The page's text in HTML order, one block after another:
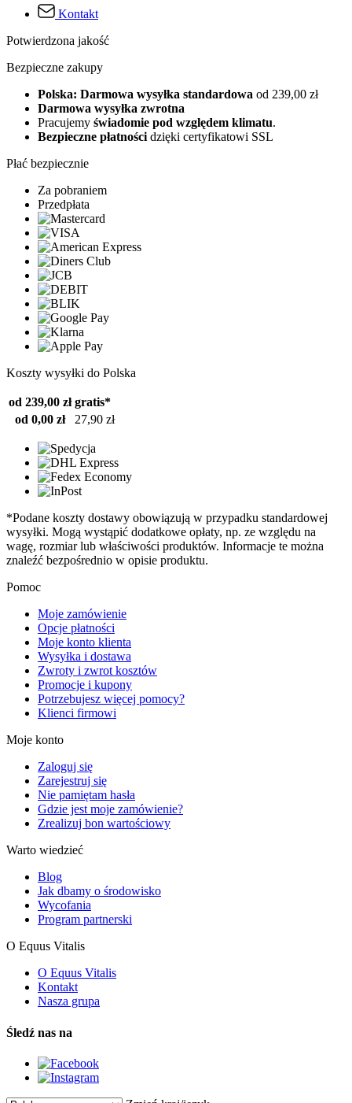
Kontakt
Potwierdzona jakość
Bezpieczne zakupy
Polska: Darmowa wysyłka standardowa od 239,00 zł
Darmowa wysyłka zwrotna
Pracujemy świadomie pod względem klimatu.
Bezpieczne płatnościdzięki certyfikatowi SSL
Płać bezpiecznie
Za pobraniem
Przedpłata
Koszty wysyłki do Polska
od 239,00 zł gratis*
od 0,00 zł
27,90 zł
*Podane koszty dostawy obowiązują w przypadku standardowej
wysyłki. Mogą wystąpić dodatkowe opłaty, np. ze względu na
wagę, rozmiar lub właściwości produktów. Informacje te można
znaleźć bezpośrednio w opisie produktu.
Pomoc
Moje zamówienie
Opcje płatności
Moje konto klienta
Wysyłka i dostawa
Zwroty i zwrot kosztów
Promocje i kupony
Potrzebujesz więcej pomocy?
Klienci firmowi
Moje konto
Zaloguj się
Zarejestruj się
Nie pamiętam hasła
Gdzie jest moje zamówienie?
Zrealizuj bon wartościowy
Warto wiedzieć
Blog
Jak dbamy o środowisko
Wycofania
Program partnerski
O Equus Vitalis
O Equus Vitalis
Kontakt
Nasza grupa
Śledź nas na